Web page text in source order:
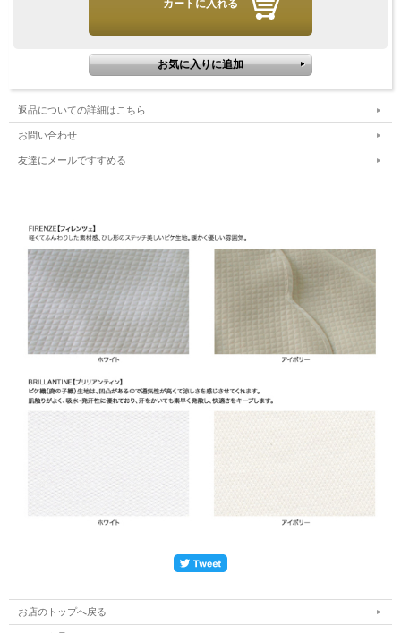
商品のお届けにお時間が掛かる場合がございますこと、何卒ご理
返品についての詳細はこちら
お問い合わせ
友達にメールですすめる
お店のトップへ戻る